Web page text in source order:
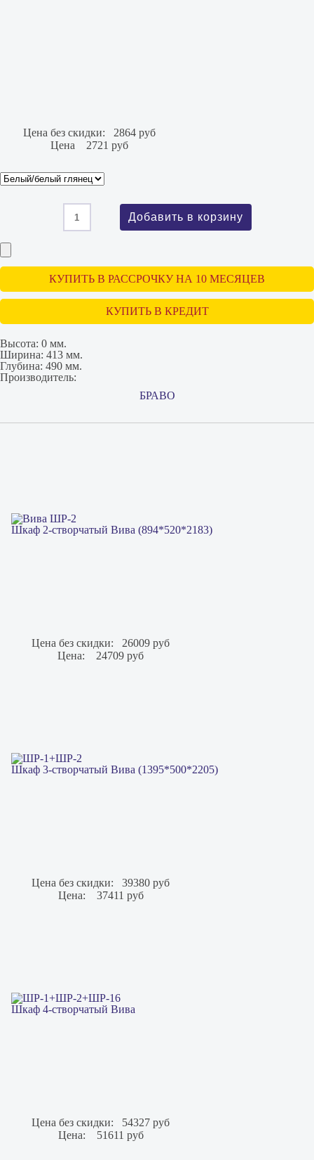
Цена без скидки:
2864 руб
Цена
2721 руб
КУПИТЬ В РАССРОЧКУ НА 10 МЕСЯЦЕВ
КУПИТЬ В КРЕДИТ
Высота: 0 мм.
Ширина: 413 мм.
Глубина: 490 мм.
Производитель:
БРАВО
Шкаф 2-створчатый Вива (894*520*2183)
Цена без скидки:
26009 руб
Цена:
24709 руб
Шкаф 3-створчатый Вива (1395*500*2205)
Цена без скидки:
39380 руб
Цена:
37411 руб
Шкаф 4-створчатый Вива
Цена без скидки:
54327 руб
Цена:
51611 руб